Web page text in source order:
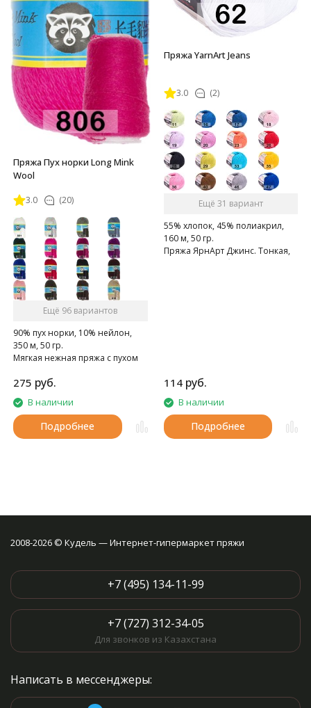
Пряжа Пух норки Long Mink
Wool
3.0 (20)
Ещё 96 вариантов
90% пух норки, 10% нейлон,
350 м, 50 гр.
Мягкая нежная пряжа с пухом
275 руб.
В наличии
Подробнее
Пряжа YarnArt Jeans
3.0 (2)
Ещё 31 вариант
55% хлопок, 45% полиакрил,
160 м, 50 гр.
Пряжа ЯрнАрт Джинс. Тонкая,
114 руб.
В наличии
Подробнее
2008-2026 © Кудель — Интернет-гипермаркет пряжи
+7 (495) 134-11-99
+7 (727) 312-34-05
Для звонков из Казахстана
Написать в мессенджеры: